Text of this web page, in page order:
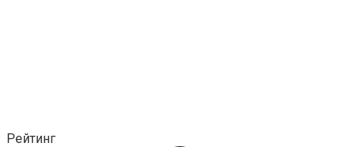
Рейтинг